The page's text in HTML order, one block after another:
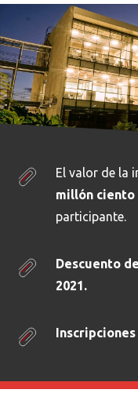
El valor de la
millón ciento
participante.
Descuento
2021.